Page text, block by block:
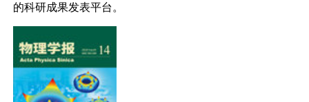
的科研成果发表平台。